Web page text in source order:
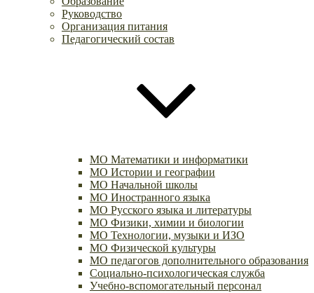
Руководство
Организация питания
Педагогический состав
МО Математики и информатики
МО Истории и географии
МО Начальной школы
МО Иностранного языка
МО Русского языка и литературы
МО Физики, химии и биологии
МО Технологии, музыки и ИЗО
МО Физической культуры
МО педагогов дополнительного образования
Социально-психологическая служба
Учебно-вспомогательный персонал